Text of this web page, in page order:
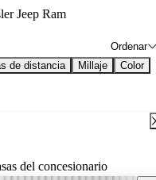
Jeep Ram
Ordenar
de distancia Millaje
Color
del concesionario